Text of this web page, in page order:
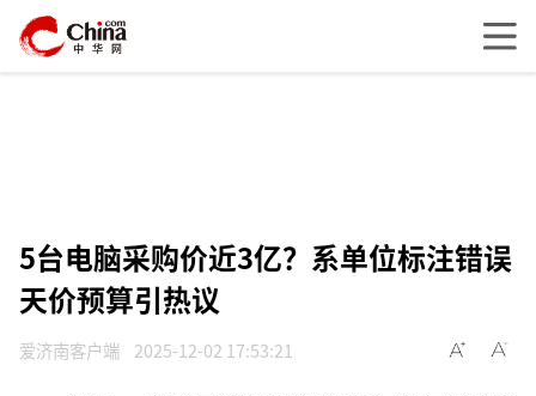
5台电脑采购价近3亿？系单位标注错误
天价预算引热议
爱济南客户端 2025-12-02 17:53:21